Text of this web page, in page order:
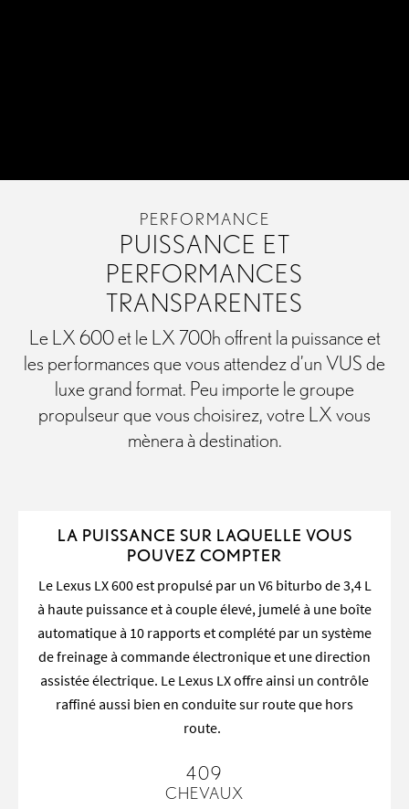
PERFORMANCE
PUISSANCE ET
PERFORMANCES
TRANSPARENTES
Le LX 600 et le LX 700h offrent la puissance et
les performances que vous attendez d’un VUS de
luxe grand format. Peu importe le groupe
propulseur que vous choisirez, votre LX vous
mènera à destination.
LA PUISSANCE SUR LAQUELLE VOUS
POUVEZ COMPTER
Le Lexus LX 600 est propulsé par un V6 biturbo de 3,4 L
à haute puissance et à couple élevé, jumelé à une boîte
automatique à 10 rapports et complété par un système
de freinage à commande électronique et une direction
assistée électrique. Le Lexus LX offre ainsi un contrôle
raffiné aussi bien en conduite sur route que hors
route.
409
CHEVAUX